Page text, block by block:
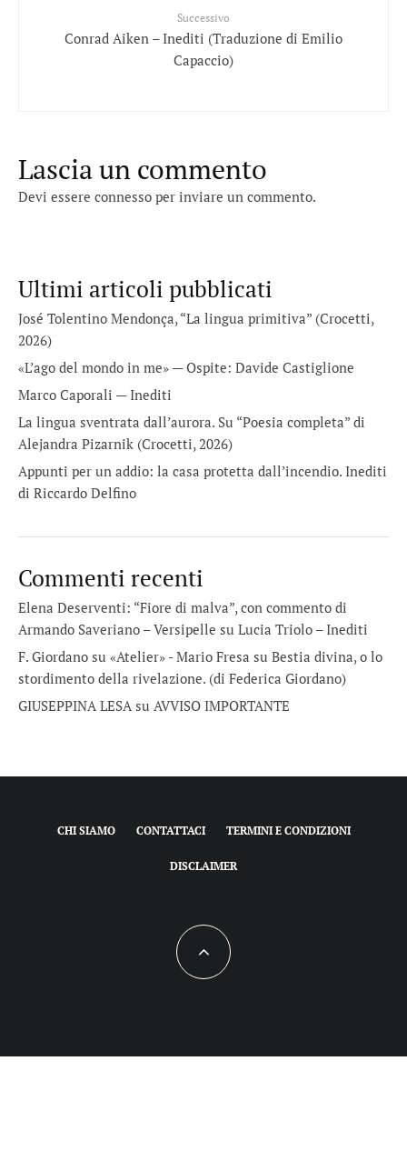
Successivo
Conrad Aiken – Inediti (Traduzione di Emilio
Capaccio)
Lascia un commento
Devi essere connesso per inviare un commento.
Ultimi articoli pubblicati
José Tolentino Mendonça, “La lingua primitiva” (Crocetti,
2026)
«L’ago del mondo in me» — Ospite: Davide Castiglione
Marco Caporali — Inediti
La lingua sventrata dall’aurora. Su “Poesia completa” di
Alejandra Pizarnik (Crocetti, 2026)
Appunti per un addio: la casa protetta dall’incendio. Inediti
di Riccardo Delfino
Commenti recenti
Elena Deserventi: “Fiore di malva”, con commento di
Armando Saveriano – Versipelle su Lucia Triolo – Inediti
F. Giordano su «Atelier» - Mario Fresa su Bestia divina, o lo
stordimento della rivelazione. (di Federica Giordano)
GIUSEPPINA LESAsu AVVISO IMPORTANTE
CHI SIAMO CONTATTACI TERMINI E CONDIZIONI
DISCLAIMER